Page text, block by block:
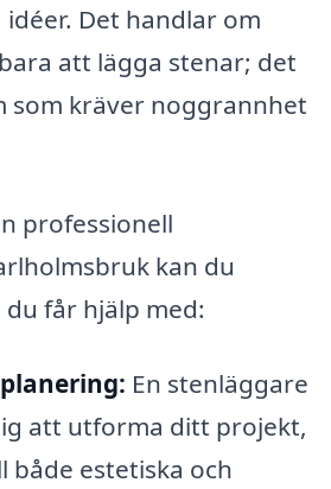
Det handlar om
att lägga stenar; det
som kräver noggrannhet
professionell
kan du
får hjälp med:
En stenläggare
att utforma ditt projekt,
både estetiska och